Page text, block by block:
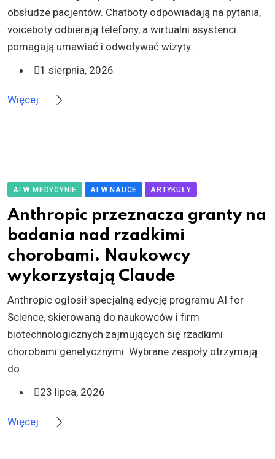
obsłudze pacjentów. Chatboty odpowiadają na pytania,
voiceboty odbierają telefony, a wirtualni asystenci
pomagają umawiać i odwoływać wizyty..
1 sierpnia, 2026
Więcej
AI W MEDYCYNIE AI W NAUCE ARTYKUŁY
Anthropic przeznacza granty na
badania nad rzadkimi
chorobami. Naukowcy
wykorzystają Claude
Anthropic ogłosił specjalną edycję programu AI for
Science, skierowaną do naukowców i firm
biotechnologicznych zajmujących się rzadkimi
chorobami genetycznymi. Wybrane zespoły otrzymają
do.
23 lipca, 2026
Więcej